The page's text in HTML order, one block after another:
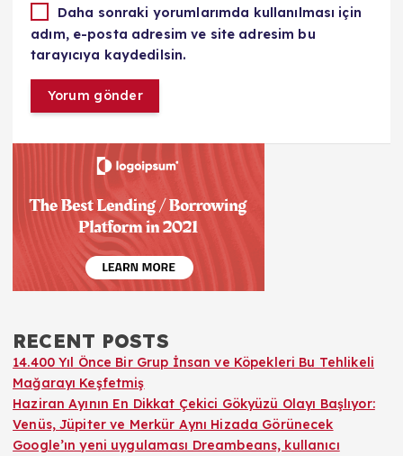
Daha sonraki yorumlarımda kullanılması için
adım, e-posta adresim ve site adresim bu
tarayıcıya kaydedilsin.
RECENT POSTS
14.400 Yıl Önce Bir Grup İnsan ve Köpekleri Bu Tehlikeli
Mağarayı Keşfetmiş
Haziran Ayının En Dikkat Çekici Gökyüzü Olayı Başlıyor:
Venüs, Jüpiter ve Merkür Aynı Hizada Görünecek
Google’ın yeni uygulaması Dreambeans, kullanıcı